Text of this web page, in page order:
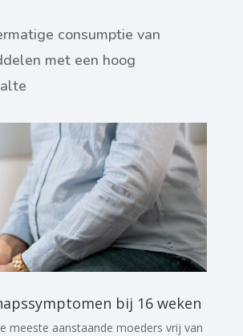
consumptie van
met een hoog
bij 16 weken
meeste aanstaande moeders vrij van